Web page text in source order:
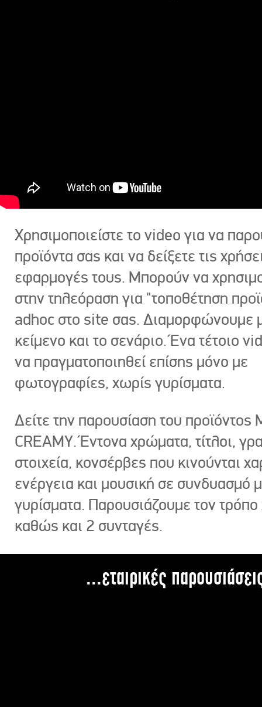
Χρησιμοποιείστε το video για να
προϊόντα σας και να δείξετε τις
εφαρμογές τους. Μπορούν να
στην τηλεόραση για "τοποθέτηση
adhoc στο site σας. Διαμορφώνουμε
κείμενο και το σενάριο. Ένα τέτοιο
να πραγματοποιηθεί επίσης μόνο με
φωτογραφίες, χωρίς γυρίσματα.
Δείτε την παρουσίαση του προϊόντος
CREAMY. Έντονα χρώματα, τίτλοι,
στοιχεία, κονσέρβες που κινούνται
ενέργεια και μουσική σε συνδυασμό
γυρίσματα. Παρουσιάζουμε τον
καθώς και 2 συνταγές.
...εταιρικές